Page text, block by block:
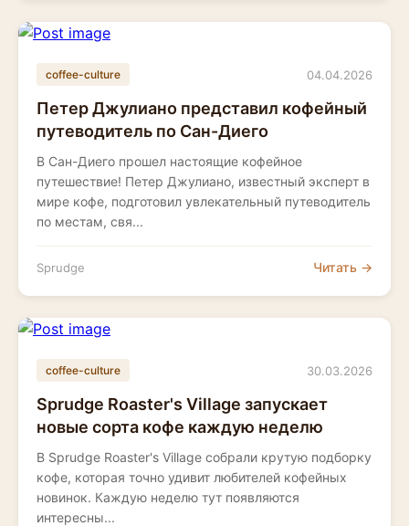
coffee-culture 04.04.2026
Петер Джулиано представил кофейный
путеводитель по Сан-Диего
В Сан-Диего прошел настоящие кофейное
путешествие! Петер Джулиано, известный эксперт в
мире кофе, подготовил увлекательный путеводитель
по местам, свя...
Sprudge Читать →
coffee-culture 30.03.2026
Sprudge Roaster's Village запускает
новые сорта кофе каждую неделю
В Sprudge Roaster's Village собрали крутую подборку
кофе, которая точно удивит любителей кофейных
новинок. Каждую неделю тут появляются
интересны...